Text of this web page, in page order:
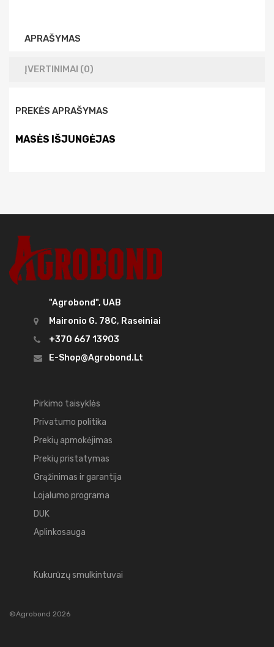
APRAŠYMAS
ĮVERTINIMAI (0)
PREKĖS APRAŠYMAS
MASĖS IŠJUNGĖJAS
"Agrobond", UAB
Maironio G. 78C, Raseiniai
+370 667 13903
E-Shop@agrobond.lt
Pirkimo taisyklės
Privatumo politika
Prekių apmokėjimas
Prekių pristatymas
Grąžinimas ir garantija
Lojalumo programa
DUK
Aplinkosauga
Kukurūzų smulkintuvai
©Agrobond 2026